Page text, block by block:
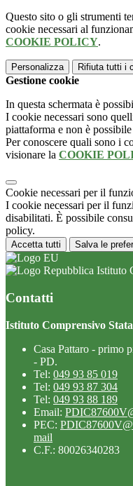
Questo sito o gli strumenti
cookie necessari al
COOKIE POLICY.
Personalizza Rifiuta tutti i
Gestione cookie
In questa schermata è
I cookie necessari sono
piattaforma e non è
Per conoscere quali sono i
visionare la COOKIE
Cookie necessari per il
I cookie necessari per il
disabilitati. È possibile
policy.
Accetta tutti Salva le
Istituto
Contatti
Istituto Comprensivo
Casa Pattaro - primo
- PD.
Tel: 049 93 85 019
Tel: 049 93 87 304
Tel: 049 93 88 189
Email:
PEC:
mail
C.F.: 80026340283